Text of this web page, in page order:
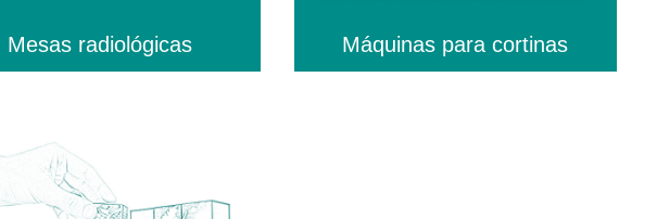
Mesas radiológicas Máquinas para cortinas